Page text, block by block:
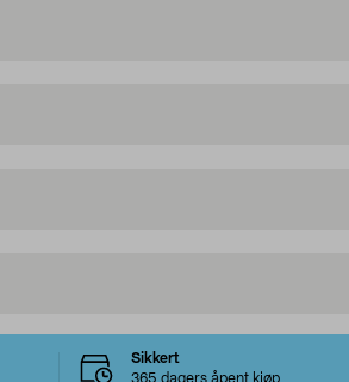
Sikkert
365 dagers åpent kjøp